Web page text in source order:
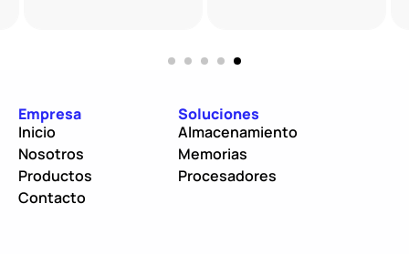
Empresa
Inicio
Nosotros
Productos
Contacto
Soluciones
Almacenamiento
Memorias
Procesadores